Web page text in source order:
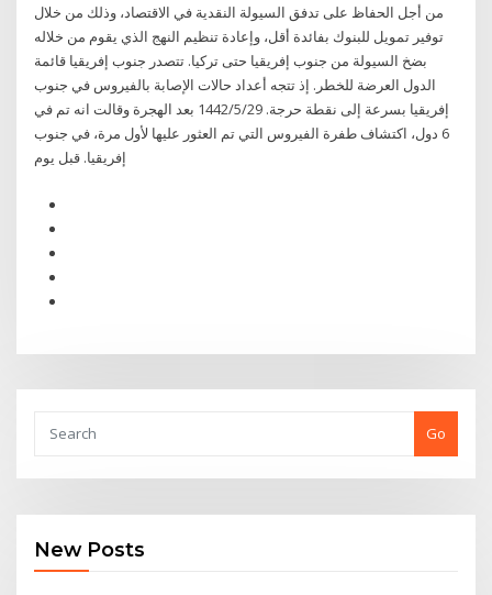
من أجل الحفاظ على تدفق السيولة النقدية في الاقتصاد، وذلك من خلال
توفير تمويل للبنوك بفائدة أقل، وإعادة تنظيم النهج الذي يقوم من خلاله
بضخ السيولة من جنوب إفريقيا حتى تركيا. تتصدر جنوب إفريقيا قائمة
الدول العرضة للخطر. إذ تتجه أعداد حالات الإصابة بالفيروس في جنوب
إفريقيا بسرعة إلى نقطة حرجة. 29‏‏/5‏‏/1442 بعد الهجرة وقالت انه تم في
6 دول، اكتشاف طفرة الفيروس التي تم العثور عليها لأول مرة، في جنوب
إفريقيا. قبل يوم
Go
New Posts